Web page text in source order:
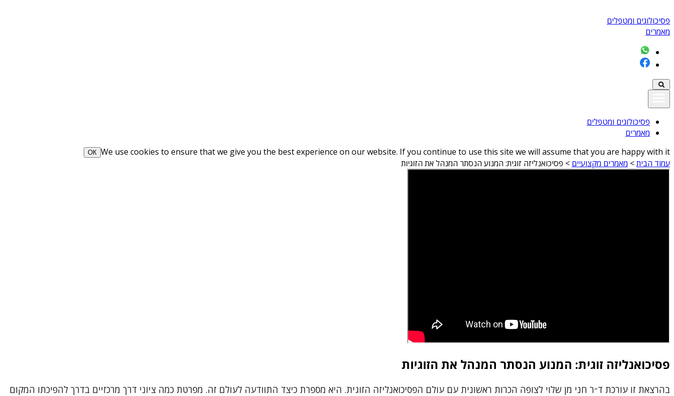
פסיכולוגים ומטפלים
מאמרים
פסיכולוגים ומטפלים
מאמרים
We use cookies to ensure that we give you the best experience on our website. If you continue to use this site we will assume that you are happy with it
ОК
עמוד הבית> מאמרים מקצועיים > פסיכואנליזה זוגית: המנוע הנסתר המנהל את הזוגיות
פסיכואנליזה זוגית: המנוע הנסתר המנהל את הזוגיות
בהרצאת זו עורכת ד״ר חני מן שלוי לצופה הכרות ראשונית עם עולם הפסיכואנליזה הזוגית. היא מספרת כיצד התוודעה לעולם זה. מפרטת כמה ציוני דרך מרכזיים בדרך להפיכתו המקום